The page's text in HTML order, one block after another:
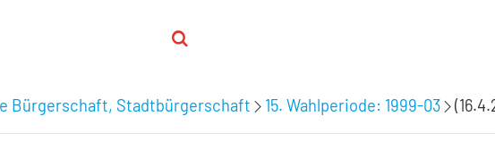
Bürgerschaft, Stadtbürgerschaft 15. Wahlperiode: 1999-03